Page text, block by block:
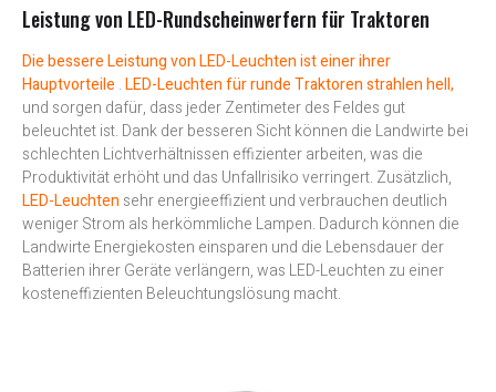
Leistung von LED-Rundscheinwerfern für Traktoren
Die bessere Leistung von LED-Leuchten ist einer ihrer
Hauptvorteile .LED-Leuchten für runde Traktoren strahlen hell,
und sorgen dafür, dass jeder Zentimeter des Feldes gut
beleuchtet ist. Dank der besseren Sicht können die Landwirte bei
schlechten Lichtverhältnissen effizienter arbeiten, was die
Produktivität erhöht und das Unfallrisiko verringert. Zusätzlich,
LED-Leuchten sehr energieeffizient und verbrauchen deutlich
weniger Strom als herkömmliche Lampen. Dadurch können die
Landwirte Energiekosten einsparen und die Lebensdauer der
Batterien ihrer Geräte verlängern, was LED-Leuchten zu einer
kosteneffizienten Beleuchtungslösung macht.